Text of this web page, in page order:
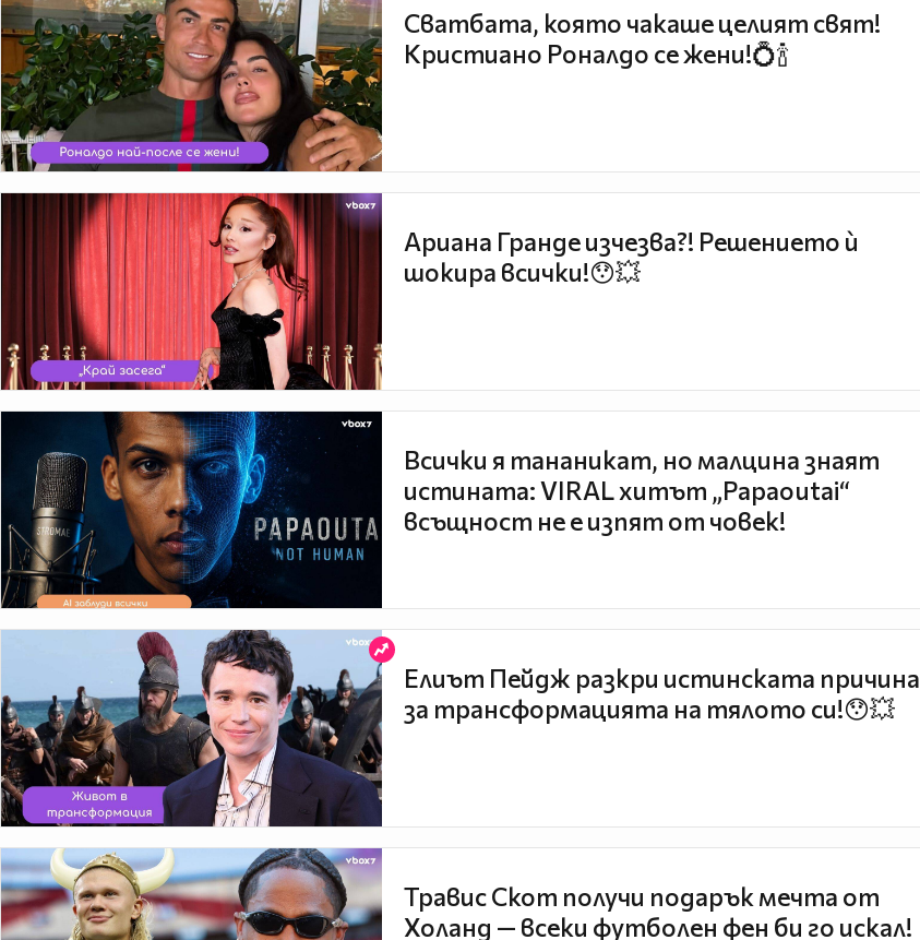
Сватбата, която чакаше целият свят!
Кристиано Роналдо се жени!💍🍾
Ариана Гранде изчезва?! Решението ѝ
шокира всички!😯💥
Всички я тананикат, но малцина знаят
истината: VIRAL хитът „Papaoutai“
всъщност не е изпят от човек!
Елиът Пейдж разкри истинската причина
за трансформацията на тялото си!😯💥
Травис Скот получи подарък мечта от
Холанд — всеки футболен фен би го искал!